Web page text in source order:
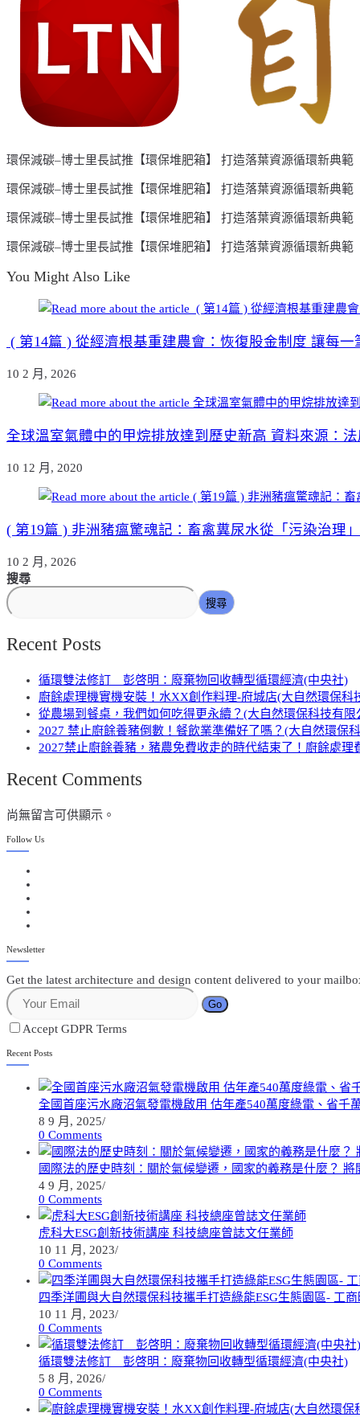
環保減碳–博士里長試推【環保堆肥箱】 打造落葉資源循環新典範
環保減碳–博士里長試推【環保堆肥箱】 打造落葉資源循環新典範
環保減碳–博士里長試推【環保堆肥箱】 打造落葉資源循環新典範
環保減碳–博士里長試推【環保堆肥箱】 打造落葉資源循環新典範
You Might Also Like
( 第14篇 ) 從經濟根基重建農會：恢復股金制度 讓每
10 2 月, 2026
全球溫室氣體中的甲烷排放達到歷史新高 資料來源：
10 12 月, 2020
( 第19篇 ) 非洲豬瘟驚魂記：畜禽糞尿水從「污染治理
10 2 月, 2026
搜尋
搜尋
Recent Posts
循環雙法修訂 彭啓明：廢棄物回收轉型循環經濟(中央社)
廚餘處理機實機安裝！水XX創作料理-府城店(大自然環保科
從農場到餐桌，我們如何吃得更永續？(大自然環保科技有限
2027 禁止廚餘養豬倒數！餐飲業準備好了嗎？(大自然環保
2027禁止廚餘養豬，豬農免費收走的時代結束了！廚餘處
Recent Comments
尚無留言可供顯示。
Follow Us
Newsletter
Get the latest architecture and design content delivered to your
Go
Accept GDPR Terms
Recent Posts
全國首座污水廠沼氣發電機啟用 估年產540萬度綠電、省千
8 9 月, 2025/
0 Comments
國際法的歷史時刻：關於氣候變遷，國家的義務是什麼？
4 9 月, 2025/
0 Comments
虎科大ESG創新技術講座 科技總座曾誌文任業師
10 11 月, 2023/
0 Comments
四季洋圃與大自然環保科技攜手打造綠能ESG生態園區- 工
10 11 月, 2023/
0 Comments
循環雙法修訂 彭啓明：廢棄物回收轉型循環經濟(中央社)
5 8 月, 2026/
0 Comments